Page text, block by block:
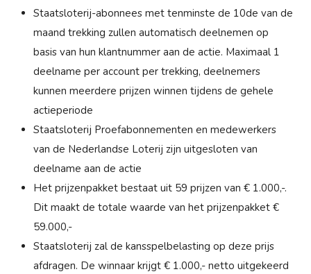
Staatsloterij-abonnees met tenminste de 10de van de
maand trekking zullen automatisch deelnemen op
basis van hun klantnummer aan de actie. Maximaal 1
deelname per account per trekking, deelnemers
kunnen meerdere prijzen winnen tijdens de gehele
actieperiode
Staatsloterij Proefabonnementen en medewerkers
van de Nederlandse Loterij zijn uitgesloten van
deelname aan de actie
Het prijzenpakket bestaat uit 59 prijzen van € 1.000,-.
Dit maakt de totale waarde van het prijzenpakket €
59.000,-
Staatsloterij zal de kansspelbelasting op deze prijs
afdragen. De winnaar krijgt € 1.000,- netto uitgekeerd